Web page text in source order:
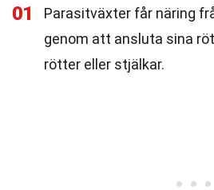
01
Parasitväxter får näring
genom att ansluta sina
rötter eller stjälkar.